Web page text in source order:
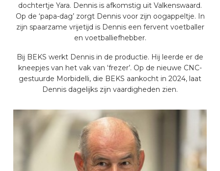
dochtertje Yara. Dennis is afkomstig uit Valkenswaard.
Op de ‘papa-dag’ zorgt Dennis voor zijn oogappeltje. In
zijn spaarzame vrijetijd is Dennis een fervent voetballer
en voetballiefhebber.
Bij BEKS werkt Dennis in de productie. Hij leerde er de
kneepjes van het vak van ‘frezer’. Op de nieuwe CNC-
gestuurde Morbidelli, die BEKS aankocht in 2024, laat
Dennis dagelijks zijn vaardigheden zien.